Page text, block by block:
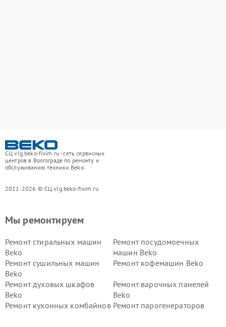
СЦ vlg.beko-fixim.ru - сеть сервисных
центров в Волгограде по ремонту и
обслуживанию техники Beko
2021-2026 © СЦ vlg.beko-fixim.ru
Мы ремонтируем
Ремонт стиральных машин
Beko
Ремонт посудомоечных
машин Beko
Ремонт сушильных машин
Beko
Ремонт кофемашин Beko
Ремонт духовых шкафов
Beko
Ремонт варочных панелей
Beko
Ремонт кухонных комбайнов Ремонт парогенераторов